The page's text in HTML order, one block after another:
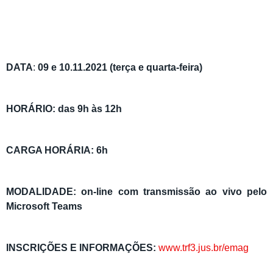
DATA: 09 e 10.11.2021 (terça e quarta-feira)
HORÁRIO: das 9h às 12h
CARGA HORÁRIA: 6h
MODALIDADE:on-line com transmissão ao vivo pelo
Microsoft Teams
INSCRIÇÕES E INFORMAÇÕES: www.trf3.jus.br/emag